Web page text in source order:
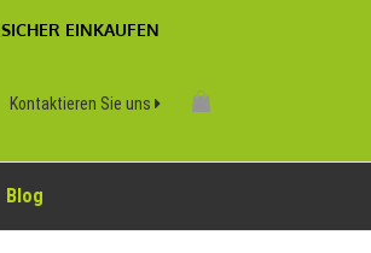
SICHER EINKAUFEN
Kontaktieren Sie uns
Blog